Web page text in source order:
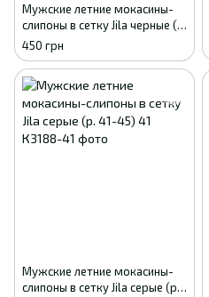
Мужские летние мокасины-
слипоны в сетку Jila черные (р.
41-45) 41
450 грн
Мужские летние мокасины-
слипоны в сетку Jila серые (р.